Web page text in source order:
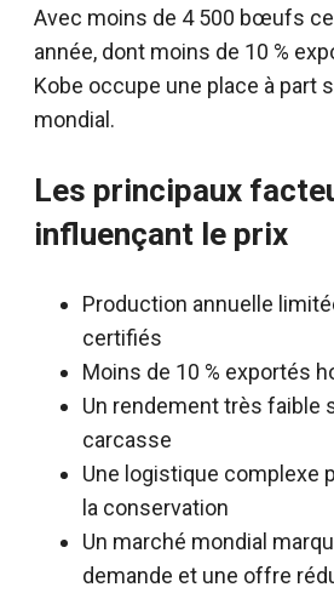
Avec moins de 4 500 bœufs
année, dont moins de 10 %
Kobe occupe une place à part
mondial.
Les principaux
influençant le prix
Production annuelle
certifiés
Moins de 10 % exportés
Un rendement très faible
carcasse
Une logistique complexe
la conservation
Un marché mondial
demande et une offre